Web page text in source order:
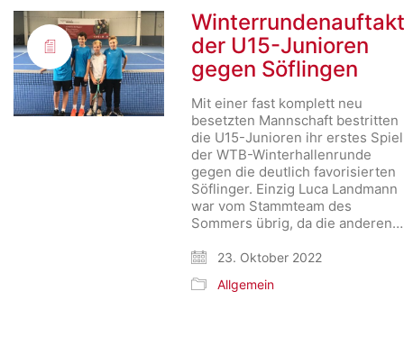
der U15-Junioren
gegen Söflingen
Mit einer fast komplett neu
besetzten Mannschaft bestritten
die U15-Junioren ihr erstes Spiel
der WTB-Winterhallenrunde
gegen die deutlich favorisierten
Söflinger. Einzig Luca Landmann
war vom Stammteam des
Sommers übrig, da die anderen…
23. Oktober 2022
Allgemein